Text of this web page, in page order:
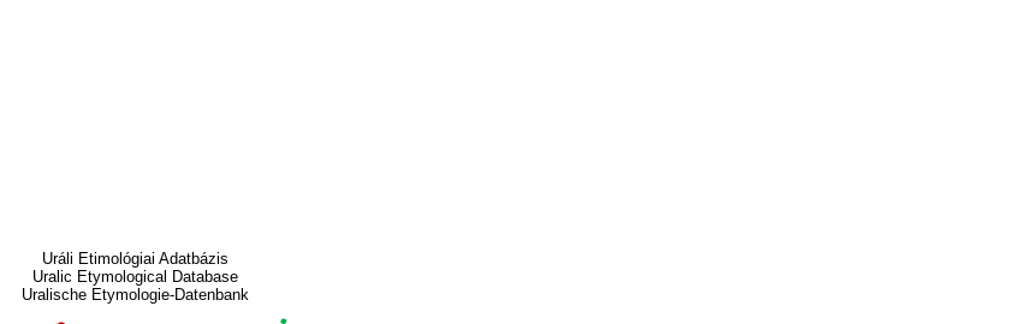
Uráli Etimológiai Adatbázis
Uralic Etymological Database
Uralische Etymologie-Datenbank